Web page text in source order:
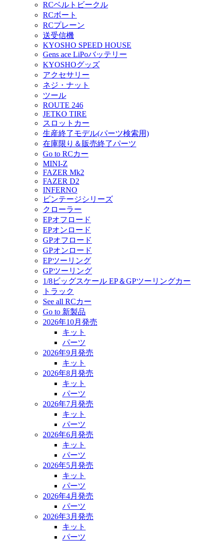
RCベルトビークル
RCボート
RCプレーン
送受信機
KYOSHO SPEED HOUSE
Gens ace LiPoバッテリー
KYOSHOグッズ
アクセサリー
ネジ・ナット
ツール
ROUTE 246
JETKO TIRE
スロットカー
生産終了モデル(パーツ検索用)
在庫限り＆販売終了パーツ
Go to RCカー
MINI-Z
FAZER Mk2
FAZER D2
INFERNO
ビンテージシリーズ
クローラー
EPオフロード
EPオンロード
GPオフロード
GPオンロード
EPツーリング
GPツーリング
1/8ビッグスケール EP＆GPツーリングカー
トラック
See all RCカー
Go to 新製品
2026年10月発売
キット
パーツ
2026年9月発売
キット
2026年8月発売
キット
パーツ
2026年7月発売
キット
パーツ
2026年6月発売
キット
パーツ
2026年5月発売
キット
パーツ
2026年4月発売
パーツ
2026年3月発売
キット
パーツ